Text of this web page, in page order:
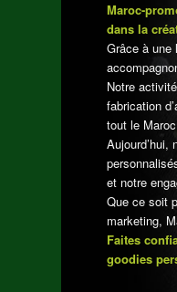
Maroc-
dans la
Grâce à une
Notre
fabrication
tout le
Aujourd’hui,
et notre
Que ce soit
marketing,
Faites
goodies